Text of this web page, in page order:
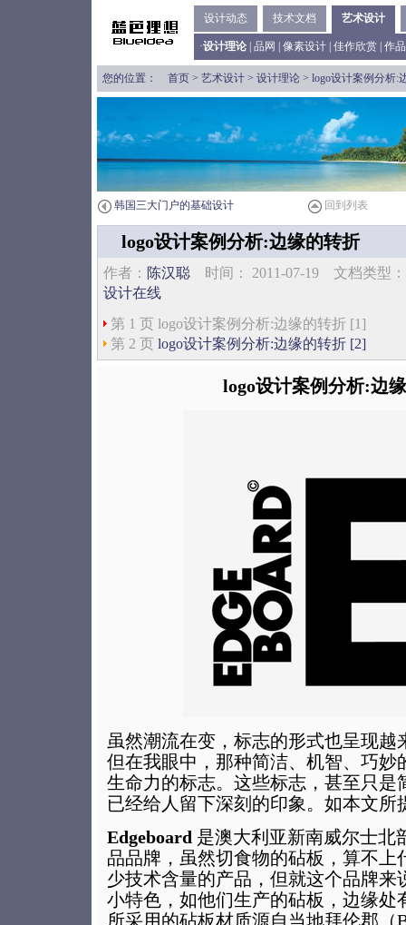
设计动态 技术文档 艺术设计
·设计理论 品网 像素设计 佳作欣赏 作
您的位置： 首页 > 艺术设计 > 设计理论 > logo设计案例分析:
韩国三大门户的基础设计 回到列表
logo设计案例分析:边缘的转折
作者： 陈汉聪 时间： 2011-07-19 文档类型
设计在线
第 1 页 logo设计案例分析:边缘的转折 [1]
第 2 页 logo设计案例分析:边缘的转折 [2]
logo设计案例分析:边
虽然潮流在变，标志的形式也呈现越
但在我眼中，那种简洁、机智、巧妙
生命力的标志。这些标志，甚至只是
已经给人留下深刻的印象。如本文所
Edgeboard 是澳大利亚新南威尔士北
品品牌，虽然切食物的砧板，算不上
少技术含量的产品，但就这个品牌来
小特色，如他们生产的砧板，边缘处
所采用的砧板材质源自当地拜伦郡（